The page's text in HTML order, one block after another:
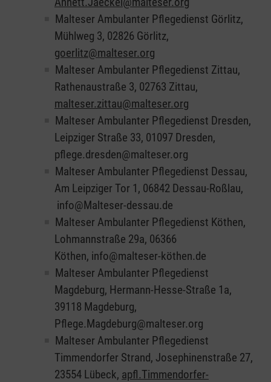
Malteser Ambulanter Pflegedienst Görlitz,
Mühlweg 3, 02826 Görlitz,
goerlitz@malteser.org
Malteser Ambulanter Pflegedienst Zittau,
Rathenaustraße 3, 02763 Zittau,
malteser.zittau@malteser.org
Malteser Ambulanter Pflegedienst Dresden,
Leipziger Straße 33, 01097 Dresden,
pflege.dresden@malteser.org
Malteser Ambulanter Pflegedienst Dessau,
Am Leipziger Tor 1, 06842 Dessau-Roßlau,
info@Malteser-dessau.de
Malteser Ambulanter Pflegedienst Köthen,
Lohmannstraße 29a, 06366
Köthen, info@malteser-köthen.de
Malteser Ambulanter Pflegedienst
Magdeburg, Hermann-Hesse-Straße 1a,
39118 Magdeburg,
Pflege.Magdeburg@malteser.org
Malteser Ambulanter Pflegedienst
Timmendorfer Strand, Josephinenstraße 27,
23554 Lübeck, apfl.Timmendorfer-